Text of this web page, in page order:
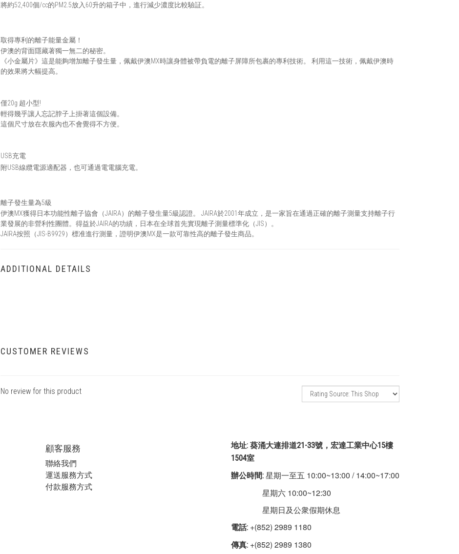
將約52,400個/cc的PM2.5放入60升的箱子中，進行減少濃度比較驗証。
取得專利的離子能量金屬！
伊澳的背面隱藏著獨一無二的秘密。
《小金屬片》這是能夠增加離子發生量，佩戴伊澳MX時讓身體被帶負電的離子屏障所包裹的專利技術。 利用這一技術，佩戴伊澳時
的效果將大幅提高。
僅20g 超小型!
輕得幾乎讓人忘記脖子上掛著這個設備。
這個尺寸放在衣服內也不會覺得不方便。
USB充電
附USB線纜電源適配器，也可通過電電腦充電。
離子發生量為5級
伊澳MX獲得日本功能性離子協會（JAIRA）的離子發生量5級認證。 JAIRA於2001年成立，是一家旨在通過正確的離子測量支持離子行
業發展的非營利性團體。得益於JAIRA的功績，日本在全球首先實現離子測量標準化（JIS）。
JAIRA按照（JIS-B9929）標准進行測量，證明伊澳MX是一款可靠性高的離子發生商品。
ADDITIONAL DETAILS
CUSTOMER REVIEWS
No review for this product
顧客服務
聯絡我們
運送服務方式
付款服務方式
地址: 葵涌大連排道21-33號，宏達工業中心15樓
1504室
辦公時間: 星期一至五 10:00~13:00 / 14:00~17:00
星期六 10:00~12:30
星期日及公衆假期休息
電話: +(852) 2989 1180
傳真: +(852) 2989 1380